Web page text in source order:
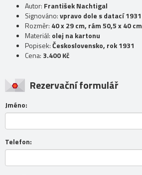
Autor: František Nachtigal
Signováno:vpravo dole s datací 1931
Rozměr: 40 x 29 cm, rám 50,5 x 40 cm
Materiál: olej na kartonu
Popisek:Československo, rok 1931
Cena: 3.400 Kč
Rezervační formulář
Jméno:
Telefon: